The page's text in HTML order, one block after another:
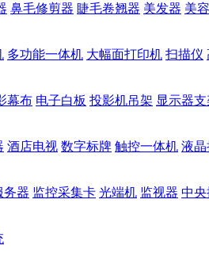
鼻毛修剪器 睫毛卷翘器 美发器 美
多功能一体机 大幅面打印机 扫描仪
幕布 电子白板 投影机吊架 显示器支
酒店电视 数字标牌 触控一体机 液
务器 监控采集卡 光端机 监视器 中